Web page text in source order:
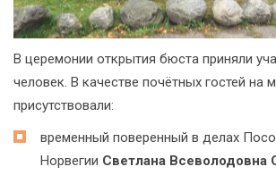
В церемонии открытия бюста приняли
человек. В качестве почётных гостей на
присутствовали:
временный поверенный в делах
Норвегии Светлана Всеволодовна